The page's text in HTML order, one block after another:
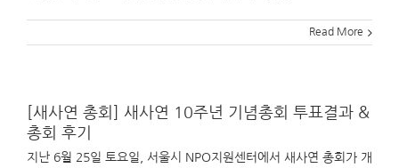
Read More
[새사연 총회] 새사연 10주년 기념총회 투표결과 &
총회 후기
지난 6월 25일 토요일, 서울시 NPO지원센터에서 새사연 총회가 개